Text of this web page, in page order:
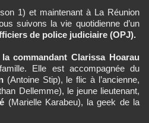
1) et maintenant à La Réunion
suivons la vie quotidienne d’un
de police judiciaire (OPJ).
la commandant Clarissa Hoarau
Elle est accompagnée du
(Antoine Stip), le flic à l’ancienne,
Dellemme), le jeune lieutenant,
(Marielle Karabeu), la geek de la